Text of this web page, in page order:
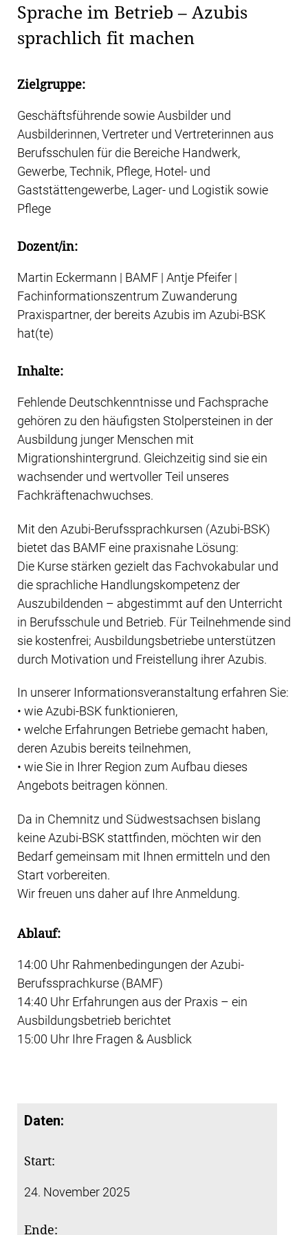
Sprache im Betrieb – Azubis
sprachlich fit machen
Zielgruppe:
Geschäftsführende sowie Ausbilder und
Ausbilderinnen, Vertreter und Vertreterinnen aus
Berufsschulen für die Bereiche Handwerk,
Gewerbe, Technik, Pflege, Hotel- und
Gaststättengewerbe, Lager- und Logistik sowie
Pflege
Dozent/in:
Martin Eckermann | BAMF | Antje Pfeifer |
Fachinformationszentrum Zuwanderung
Praxispartner, der bereits Azubis im Azubi-BSK
hat(te)
Inhalte:
Fehlende Deutschkenntnisse und Fachsprache
gehören zu den häufigsten Stolpersteinen in der
Ausbildung junger Menschen mit
Migrationshintergrund. Gleichzeitig sind sie ein
wachsender und wertvoller Teil unseres
Fachkräftenachwuchses.
Mit den Azubi-Berufssprachkursen (Azubi-BSK)
bietet das BAMF eine praxisnahe Lösung:
Die Kurse stärken gezielt das Fachvokabular und
die sprachliche Handlungskompetenz der
Auszubildenden – abgestimmt auf den Unterricht
in Berufsschule und Betrieb. Für Teilnehmende sind
sie kostenfrei; Ausbildungsbetriebe unterstützen
durch Motivation und Freistellung ihrer Azubis.
In unserer Informationsveranstaltung erfahren Sie:
• wie Azubi-BSK funktionieren,
• welche Erfahrungen Betriebe gemacht haben,
deren Azubis bereits teilnehmen,
• wie Sie in Ihrer Region zum Aufbau dieses
Angebots beitragen können.
Da in Chemnitz und Südwestsachsen bislang
keine Azubi-BSK stattfinden, möchten wir den
Bedarf gemeinsam mit Ihnen ermitteln und den
Start vorbereiten.
Wir freuen uns daher auf Ihre Anmeldung.
Ablauf:
14:00 Uhr Rahmenbedingungen der Azubi-
Berufssprachkurse (BAMF)
14:40 Uhr Erfahrungen aus der Praxis – ein
Ausbildungsbetrieb berichtet
15:00 Uhr Ihre Fragen & Ausblick
Daten:
Start:
24. November 2025
Ende: